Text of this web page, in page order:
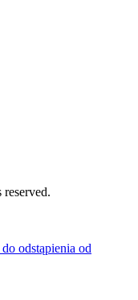
odstąpienia od